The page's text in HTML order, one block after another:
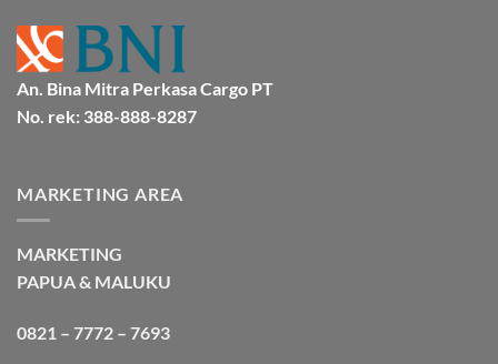
An. Bina Mitra Perkasa Cargo PT
No. rek: 388-888-8287
MARKETING AREA
MARKETING
PAPUA & MALUKU
0821 – 7772 – 7693